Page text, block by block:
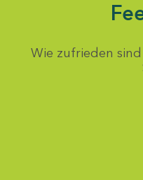
Wie zufrieden